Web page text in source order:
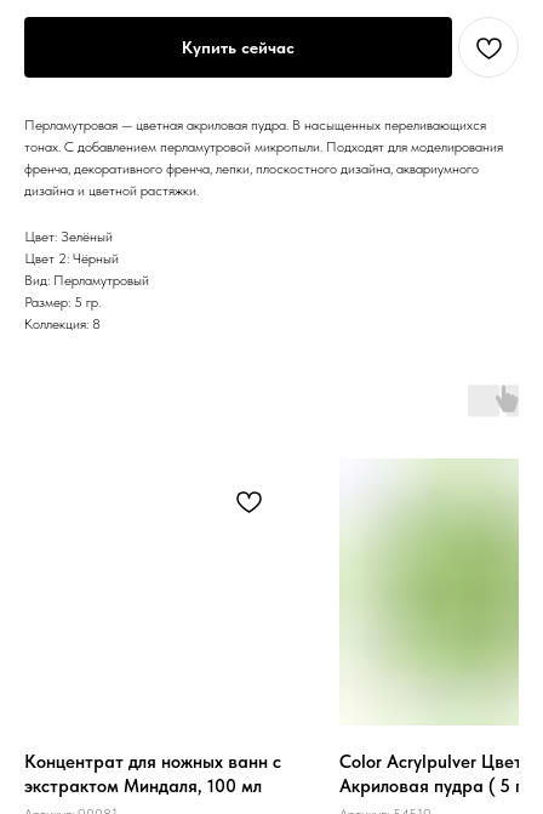
Купить сейчас
Перламутровая — цветная акриловая пудра. В насыщенных переливающихся
тонах. С добавлением перламутровой микропыли. Подходят для моделирования
френча, декоративного френча, лепки, плоскостного дизайна, аквариумного
дизайна и цветной растяжки.
Цвет: Зелёный
Цвет 2: Чёрный
Вид: Перламутровый
Размер: 5 гр.
Коллекция: 8
Концентрат для ножных ванн с
экстрактом Миндаля, 100 мл
Color Acrylpulver
Акриловая пудра ( 5 гр.)